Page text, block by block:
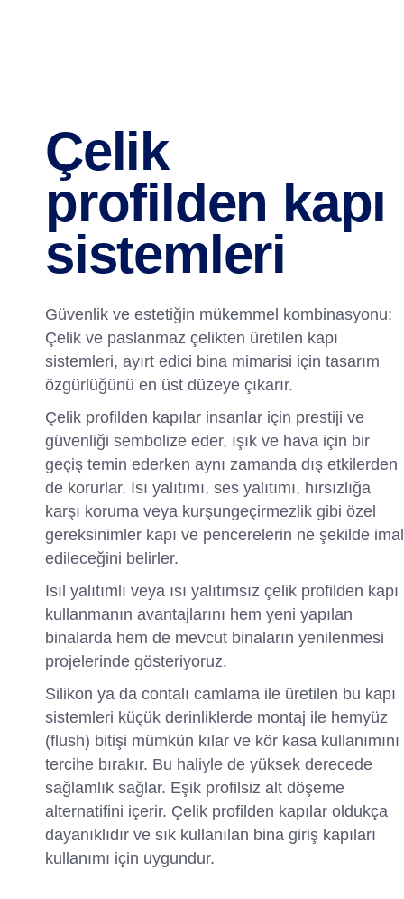
Çelik
profilden kapı
sistemleri
Güvenlik ve estetiğin mükemmel kombinasyonu:
Çelik ve paslanmaz çelikten üretilen kapı
sistemleri, ayırt edici bina mimarisi için tasarım
özgürlüğünü en üst düzeye çıkarır.
Çelik profilden kapılar insanlar için prestiji ve
güvenliği sembolize eder, ışık ve hava için bir
geçiş temin ederken aynı zamanda dış etkilerden
de korurlar. Isı yalıtımı, ses yalıtımı, hırsızlığa
karşı koruma veya kurşungeçirmezlik gibi özel
gereksinimler kapı ve pencerelerin ne şekilde imal
edileceğini belirler.
Isıl yalıtımlı veya ısı yalıtımsız çelik profilden kapı
kullanmanın avantajlarını hem yeni yapılan
binalarda hem de mevcut binaların yenilenmesi
projelerinde gösteriyoruz.
Silikon ya da contalı camlama ile üretilen bu kapı
sistemleri küçük derinliklerde montaj ile hemyüz
(flush) bitişi mümkün kılar ve kör kasa kullanımını
tercihe bırakır. Bu haliyle de yüksek derecede
sağlamlık sağlar. Eşik profilsiz alt döşeme
alternatifini içerir. Çelik profilden kapılar oldukça
dayanıklıdır ve sık kullanılan bina giriş kapıları
kullanımı için uygundur.